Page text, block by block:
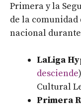
Primera y la
de la
nacional durante
LaLiga
desciende
Cultural
Primera